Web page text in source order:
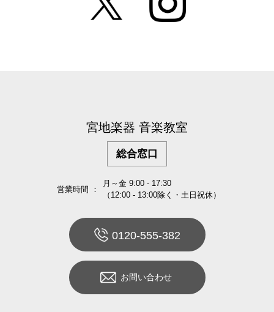
宮地楽器 音楽教室
総合窓口
営業時間 ：
月～金 9:00 - 17:30
（12:00 - 13:00除く・土日祝休）
0120-555-382
お問い合わせ